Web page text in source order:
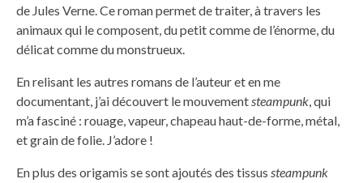
de Jules Verne. Ce roman permet de traiter, à travers les
animaux qui le composent, du petit comme de l’énorme, du
délicat comme du monstrueux.
En relisant les autres romans de l’auteur et en me
documentant, j’ai découvert le mouvementsteampunk, qui
m’a fasciné : rouage, vapeur, chapeau haut-de-forme, métal,
et grain de folie. J’adore !
En plus des origamis se sont ajoutés des tissus steampunk